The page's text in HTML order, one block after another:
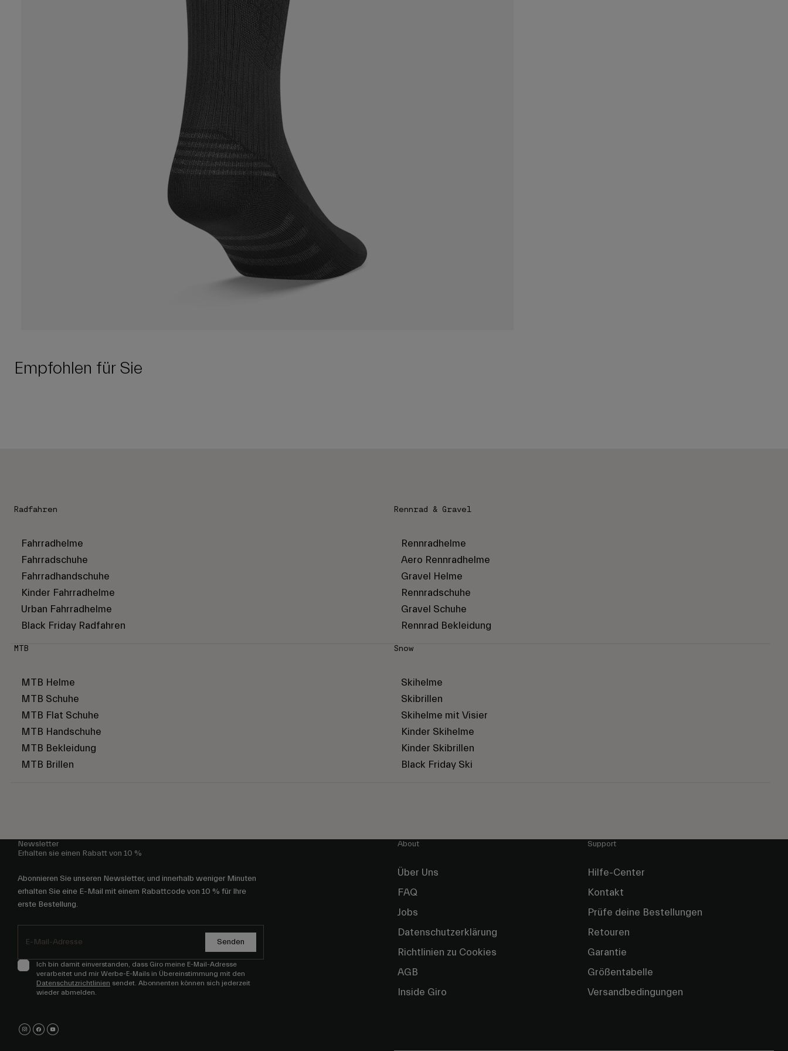
Empfohlen für Sie
Radfahren
Fahrradhelme
Fahrradschuhe
Fahrradhandschuhe
Kinder Fahrradhelme
Urban Fahrradhelme
Black Friday Radfahren
Rennrad & Gravel
Rennradhelme
Aero Rennradhelme
Gravel Helme
Rennradschuhe
Gravel Schuhe
Rennrad Bekleidung
MTB
MTB Helme
MTB Schuhe
MTB Flat Schuhe
MTB Handschuhe
MTB Bekleidung
MTB Brillen
Snow
Skihelme
Skibrillen
Skihelme mit Visier
Kinder Skihelme
Kinder Skibrillen
Black Friday Ski
Newsletter
Erhalten sie einen Rabatt von 10 %
Abonnieren Sie unseren Newsletter, und innerhalb weniger Minuten
erhalten Sie eine E-Mail mit einem Rabattcode von 10 % für Ihre
erste Bestellung.
Senden
Ich bin damit einverstanden, dass Giro meine E-Mail-Adresse
verarbeitet und mir Werbe-E-Mails in Übereinstimmung mit den
Datenschutzrichtlinien sendet. Abonnenten können sich jederzeit
wieder abmelden.
About
Über Uns
FAQ
Jobs
Datenschutzerklärung
Richtlinien zu Cookies
AGB
Inside Giro
Support
Hilfe-Center
Kontakt
Prüfe deine Bestellungen
Retouren
Garantie
Größentabelle
Versandbedingungen